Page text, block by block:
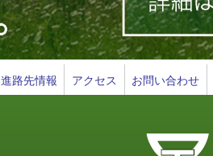
進路先情報 アクセス お問い合わせ